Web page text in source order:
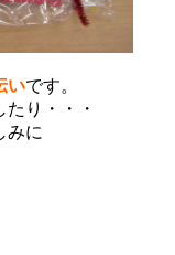
いです。
り・・・
みに